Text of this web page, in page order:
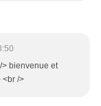
> bienvenue et
<br />